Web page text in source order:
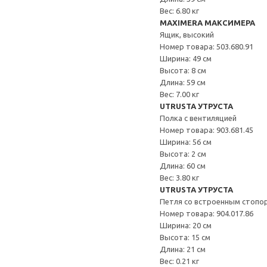
Вес: 6.80 кг
MAXIMERA МАКСИМЕРА
Ящик, высокий
Номер товара: 503.680.91
Ширина: 49 см
Высота: 8 см
Длина: 59 см
Вес: 7.00 кг
UTRUSTA УТРУСТА
Полка с вентиляцией
Номер товара: 903.681.45
Ширина: 56 см
Высота: 2 см
Длина: 60 см
Вес: 3.80 кг
UTRUSTA УТРУСТА
Петля со встроенным
Номер товара: 904.017.86
Ширина: 20 см
Высота: 15 см
Длина: 21 см
Вес: 0.21 кг